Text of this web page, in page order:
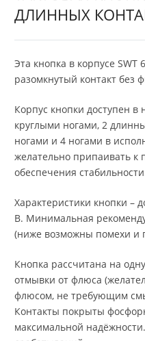
ДЛИННЫХ
Эта кнопка в корпусе
разомкнутый контакт без
Корпус кнопки доступен в
круглыми ногами, 2
ногами и 4 ногами в
желательно припаивать к
обеспечения
Характеристики кнопки –
В. Минимальная
(ниже возможны помехи и
Кнопка рассчитана на
отмывки от флюса
флюсом, не требующим
Контакты покрыты
максимальной